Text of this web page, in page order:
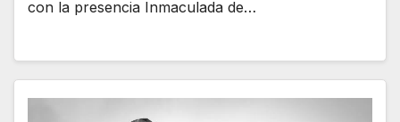
con la presencia Inmaculada de…